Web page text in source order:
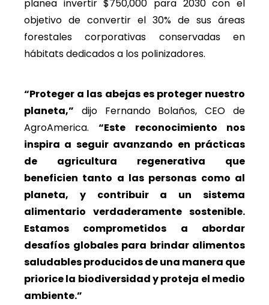
planea invertir $750,000 para 2030 con el
objetivo de convertir el 30% de sus áreas
forestales corporativas conservadas en
hábitats dedicados a los polinizadores.
“Proteger a las abejas es proteger nuestro
planeta,” dijo Fernando Bolaños, CEO de
AgroAmerica.“Este reconocimiento nos
inspira a seguir avanzando en prácticas
de agricultura regenerativa que
beneficien tanto a las personas como al
planeta, y contribuir a un sistema
alimentario verdaderamente sostenible.
Estamos comprometidos a abordar
desafíos globales para brindar alimentos
saludables producidos de una manera que
priorice la biodiversidad y proteja el medio
ambiente.”